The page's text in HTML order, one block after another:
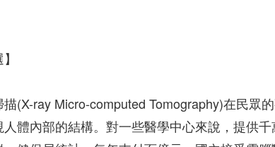
描(X-ray Micro-computed Tomography)在民眾
人體內部的結構。對一些醫學中心來說，提供